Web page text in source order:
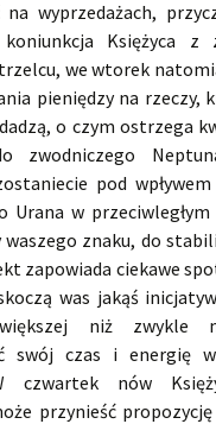
na wyprzedażach,
koniunkcja Księżyca z
we wtorek
pieniędzy na rzeczy,
o czym ostrzega
zwodniczego
pod
Urana w
waszego znaku, do
zapowiada ciekawe
was jakąś
niż zwykle
swój czas i energię
czwartek nów
przynieść